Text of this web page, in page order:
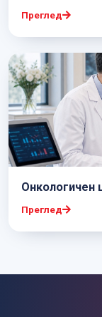
Преглед
Онкологичен
Преглед